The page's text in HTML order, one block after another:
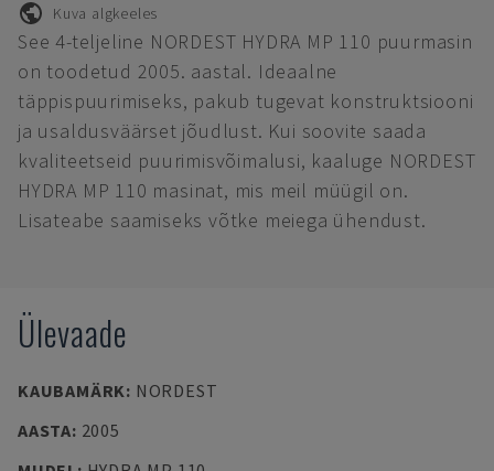
Kuva algkeeles
See 4-teljeline NORDEST HYDRA MP 110 puurmasin
on toodetud 2005. aastal. Ideaalne
täppispuurimiseks, pakub tugevat konstruktsiooni
ja usaldusväärset jõudlust. Kui soovite saada
kvaliteetseid puurimisvõimalusi, kaaluge NORDEST
HYDRA MP 110 masinat, mis meil müügil on.
Lisateabe saamiseks võtke meiega ühendust.
Ülevaade
KAUBAMÄRK: NORDEST
AASTA: 2005